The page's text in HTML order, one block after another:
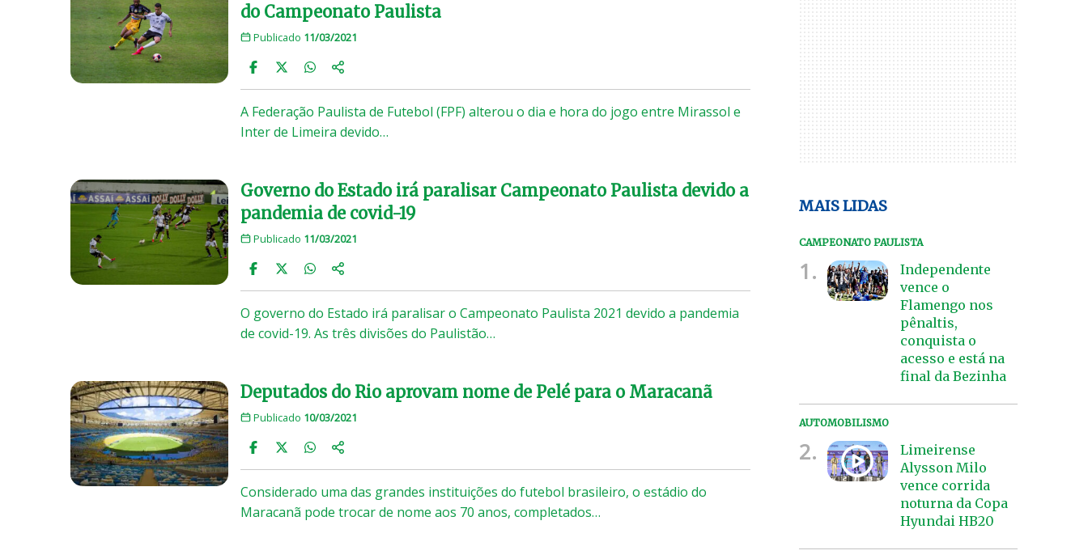
do Campeonato Paulista
Publicado 11/03/2021
A Federação Paulista de Futebol (FPF) alterou o dia e hora do jogo entre Mirassol e
Inter de Limeira devido…
Governo do Estado irá paralisar Campeonato Paulista devido a
pandemia de covid-19
Publicado 11/03/2021
O governo do Estado irá paralisar o Campeonato Paulista 2021 devido a pandemia
de covid-19. As três divisões do Paulistão…
Deputados do Rio aprovam nome de Pelé para o Maracanã
Publicado 10/03/2021
Considerado uma das grandes instituições do futebol brasileiro, o estádio do
Maracanã pode trocar de nome aos 70 anos, completados…
MAIS LIDAS
CAMPEONATO PAULISTA
1.
Independente
vence o
Flamengo nos
pênaltis,
conquista o
acesso e está na
final da Bezinha
AUTOMOBILISMO
2.
Limeirense
Alysson Milo
vence corrida
noturna da Copa
Hyundai HB20